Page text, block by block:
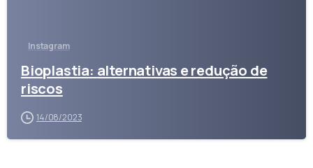
Instagram
Bioplastia: alternativas e redução de
riscos
14/08/2023